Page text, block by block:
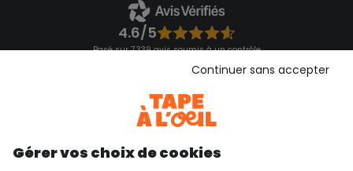
4.6/5
Basé sur 7 339 avis soumis à un contrôle
Consulter les CGU
Gérer vos choix de cookies
Continuer sans accepter